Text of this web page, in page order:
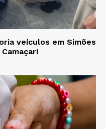
veículos em Simões